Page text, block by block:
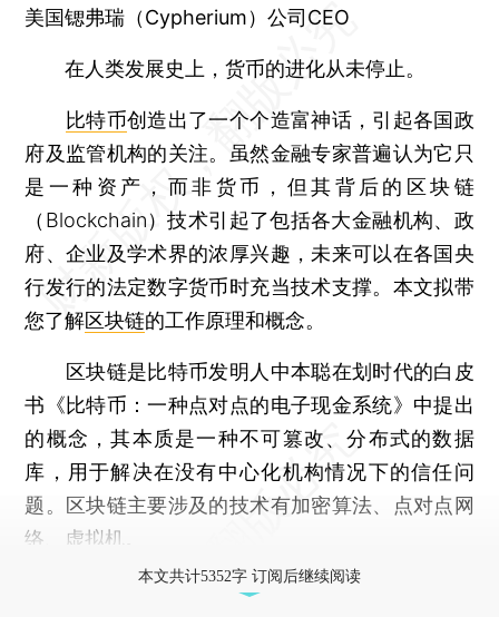
美国锶弗瑞（Cypherium）公司CEO
在人类发展史上，货币的进化从未停止。
比特币创造出了一个个造富神话，引起各国政
府及监管机构的关注。虽然金融专家普遍认为它只
是一种资产，而非货币，但其背后的区块链
（Blockchain）技术引起了包括各大金融机构、政
府、企业及学术界的浓厚兴趣，未来可以在各国央
行发行的法定数字货币时充当技术支撑。本文拟带
您了解区块链的工作原理和概念。
区块链是比特币发明人中本聪在划时代的白皮
书《比特币：一种点对点的电子现金系统》中提出
的概念，其本质是一种不可篡改、分布式的数据
库，用于解决在没有中心化机构情况下的信任问
题。区块链主要涉及的技术有加密算法、点对点网
络、虚拟机。
本文共计5352字 订阅后继续阅读